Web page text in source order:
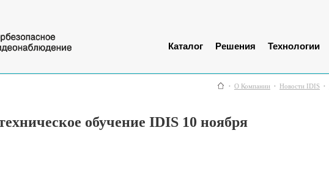
Каталог Решения Технологии
О Компании Новости IDIS
обучение IDIS 10 ноября